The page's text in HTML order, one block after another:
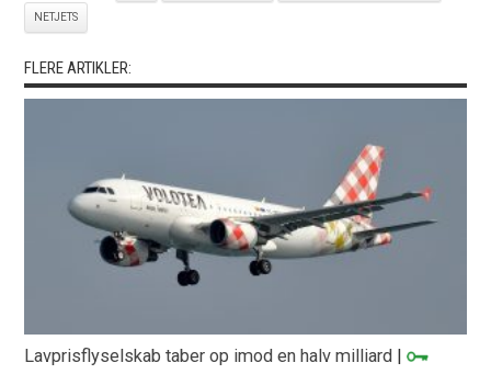
NETJETS
FLERE ARTIKLER:
Lavprisflyselskab taber op imod en halv milliard |